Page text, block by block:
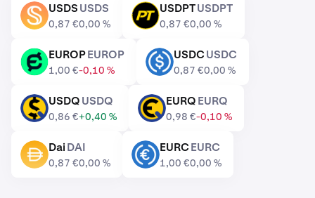
USDS USDSUSDS
0,87 €0,00 %
USDPT USDPTUSDPT
0,87 €0,00 %
EUROP EUROPEUROP
1,00 €-0,10 %
USDC USDCUSDC
0,87 €0,00 %
USDQ USDQUSDQ
0,86 €+0,40 %
EURQ EURQEURQ
0,98 €-0,10 %
DAI DaiDAI
0,87 €0,00 %
EURC EURCEURC
1,00 €0,00 %